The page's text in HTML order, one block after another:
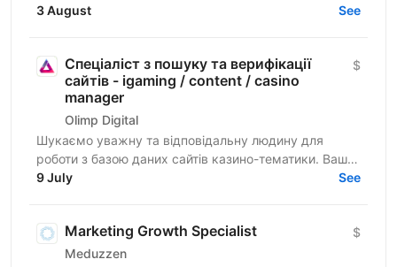
ефективні комунікації з клієнтами за допомогою
3 August See
Спеціаліст з пошуку та верифікації
сайтів - igaming / content / casino
manager
Olimp Digital
$
Шукаємо уважну та відповідальну людину для
роботи з базою даних сайтів казино-тематики. Ваше
завдання — знаходити сайти, перевіряти їхню
9 July See
Marketing Growth Specialist
Meduzzen
$